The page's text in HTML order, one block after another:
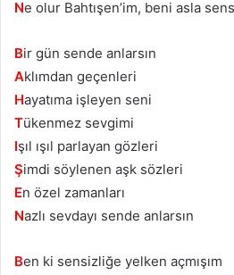
Ne olur Bahtışen’im, beni asla
Bir gün sende anlarsın
Aklımdan geçenleri
Hayatıma işleyen seni
Tükenmez sevgimi
Işıl ışıl parlayan gözleri
Şimdi söylenen aşk sözleri
En özel zamanları
Nazlı sevdayı sende anlarsın
Ben ki sensizliğe yelken açmışım